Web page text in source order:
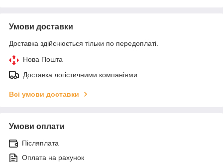
Умови доставки
Доставка здійснюється тільки по передоплаті.
Нова Пошта
Доставка логістичними компаніями
Всі умови доставки
Умови оплати
Післяплата
Оплата на рахунок